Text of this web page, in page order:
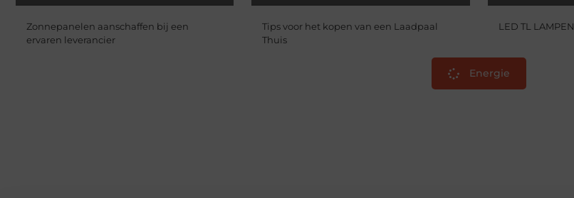
Zonnepanelen aanschaffen bij een
ervaren leverancier
Tips voor het kopen van een Laadpaal
Thuis
LED TL LAMPEN
Energie